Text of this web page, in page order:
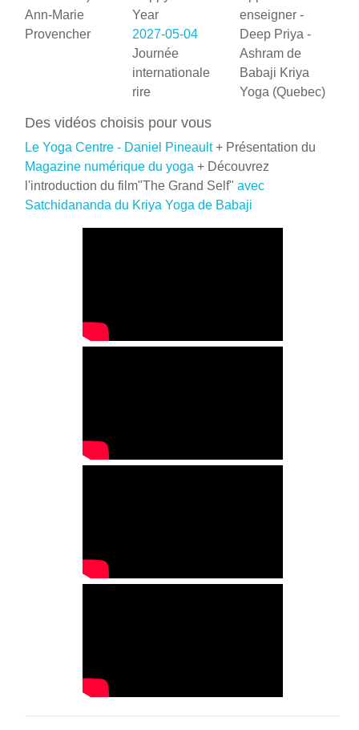
Ann-Marie
Provencher
Year
2027-05-04
Journée
internationale
rire
enseigner -
Deep Priya -
Ashram de
Babaji Kriya
Yoga (Quebec)
Des vidéos choisis pour vous
Le Yoga Centre - Daniel Pineault+ Présentation du
Magazine numérique du yoga + Découvrez
l'introduction du film"The Grand Self" avec
Satchidananda du Kriya Yoga de Babaji